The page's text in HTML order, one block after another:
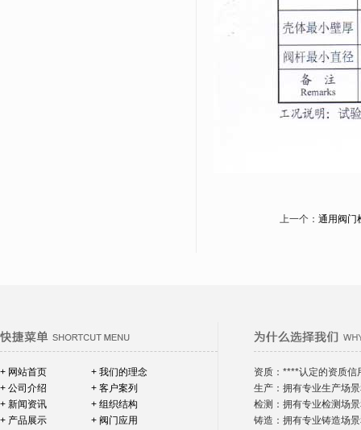
上一个： 通用阀门
+ 网站首页
+ 我们的理念
+ 公司介绍
+ 客户案列
+ 新闻资讯
+ 组织结构
+ 产品展示
+ 阀门应用
资质：****认定的资质信
生产：拥有专业生产场
检测：拥有专业检测场
铸造：拥有专业铸造场